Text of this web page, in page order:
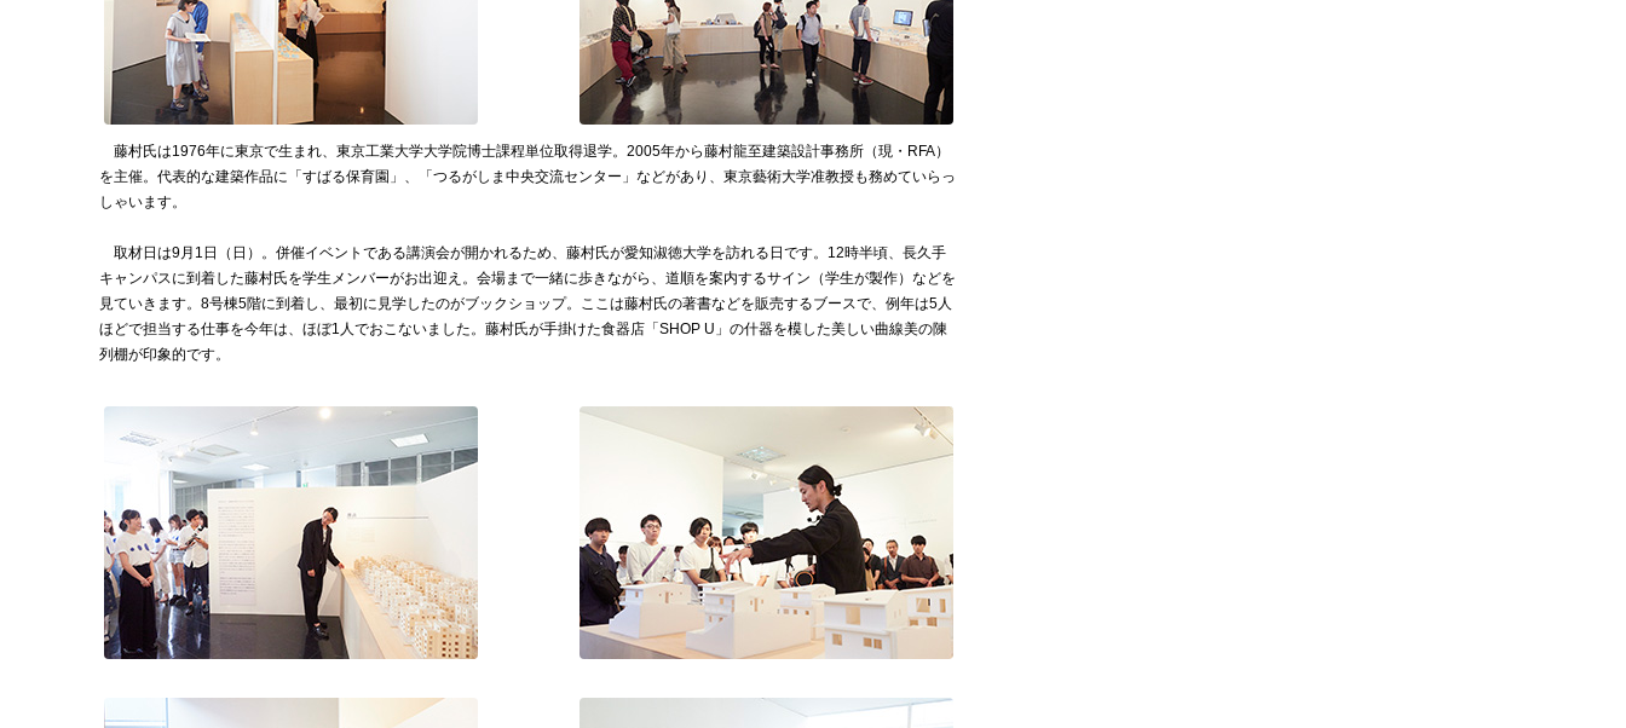
藤村氏は1976年に東京で生まれ、東京工業大学大学院博士課程単位取得退学。2005年から藤村龍至建築設計事務所（現・RFA）
を主催。代表的な建築作品に「すばる保育園」、「つるがしま中央交流センター」などがあり、東京藝術大学准教授も務めていらっ
しゃいます。
取材日は9月1日（日）。併催イベントである講演会が開かれるため、藤村氏が愛知淑徳大学を訪れる日です。12時半頃、長久手
キャンパスに到着した藤村氏を学生メンバーがお出迎え。会場まで一緒に歩きながら、道順を案内するサイン（学生が製作）などを
見ていきます。8号棟5階に到着し、最初に見学したのがブックショップ。ここは藤村氏の著書などを販売するブースで、例年は5人
ほどで担当する仕事を今年は、ほぼ1人でおこないました。藤村氏が手掛けた食器店「SHOP U」の什器を模した美しい曲線美の陳
列棚が印象的です。